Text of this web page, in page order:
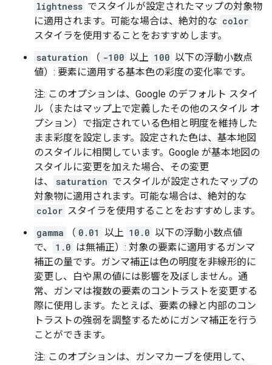
lightness でスタイルが設定されたマップの対象物
に適用されます。可能な場合は、絶対的な color
スタイラを使用することをおすすめします。
saturation
（ -100 以上 100 以下の浮動小数点
値）: 要素に適用する基本色の彩度の変化率です。
注: このオプションは、Google のデフォルト スタイ
ル（またはマップ上で定義したその他のスタイル オ
プション）で指定されている色相と明度を維持した
まま彩度を設定します。設定された色は、基本地図
のスタイルに相関しています。Google が基本地図の
スタイルに変更を加えた場合、その変更
は、
saturation でスタイルが設定されたマップの
対象物に適用されます。可能な場合は、絶対的な
color スタイラを使用することをおすすめします。
gamma
（ 0.01 以上 10.0 以下の浮動小数点値
で、
1.0 は無補正）: 対象の要素に適用するガンマ
補正の量です。ガンマ補正は色の明度を非線形的に
変更し、白や黒の値には影響を及ぼしません。通
常、ガンマは複数の要素のコントラストを変更する
際に使用します。たとえば、要素の縁と内部のコン
トラストの強弱を調整するためにガンマ補正を行う
ことができます。
注: このオプションは、ガンマカーブを使用して、